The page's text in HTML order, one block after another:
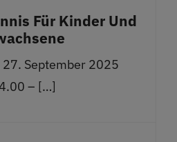
Für Kinder Und
September 2025
– […]